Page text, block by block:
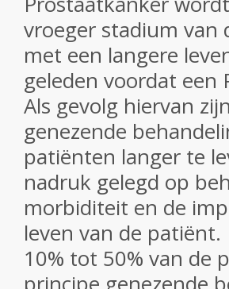
vroeger stadium van
met een langere
geleden voordat een
Als gevolg hiervan
genezende
patiënten langer te
nadruk gelegd op
morbiditeit en de
leven van de patiënt.
10% tot 50% van de